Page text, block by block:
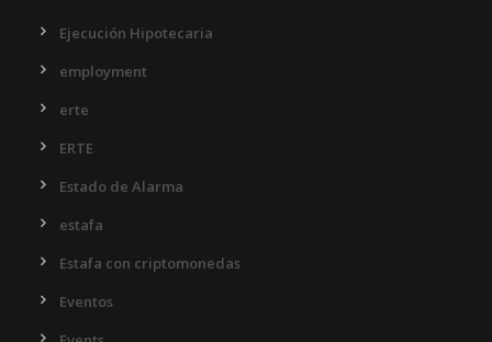
Ejecución Hipotecaria
employment
erte
ERTE
Estado de Alarma
estafa
Estafa con criptomonedas
Eventos